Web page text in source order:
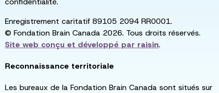
Enregistrement caritatif 89105 2094 RR0001.
© Fondation Brain Canada 2026. Tous droits réservés.
Site web conçu et développé par raisin.
Reconnaissance territoriale
Les bureaux de la Fondation Brain Canada sont situés sur